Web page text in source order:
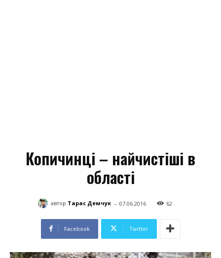
Копичинці – найчистіші в
області
автор Тарас Демчук - 07.06.2016 62
Facebook Twitter